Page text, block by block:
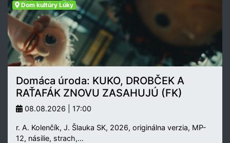
Dom kultúry Lúky
Domáca úroda: KUKO, DROBČEK A
RAŤAFÁK ZNOVU ZASAHUJÚ (FK)
08.08.2026 | 17:00
r. A. Kolenčík, J. Šlauka SK, 2026, originálna verzia, MP-
12, násilie, strach,…